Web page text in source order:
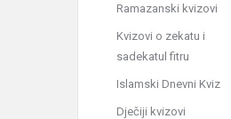
Ramazanski kvizovi
Kvizovi o zekatu i
sadekatul fitru
Islamski Dnevni Kviz
Dječiji kvizovi